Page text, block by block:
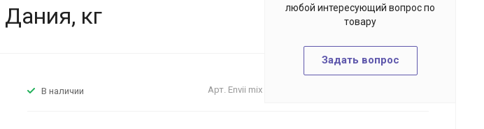
кг
В наличии Арт. Envii mix a/w
любой интересующий вопрос по
товару
Задать вопрос